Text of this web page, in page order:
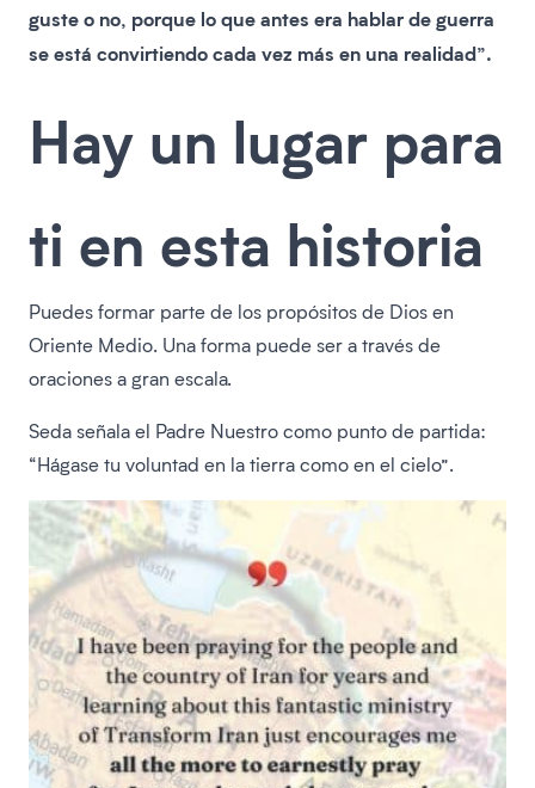
guste o no, porque lo que antes era hablar de guerra
se está convirtiendo cada vez más en una realidad”.
Hay un lugar para
ti en esta historia
Puedes formar parte de los propósitos de Dios en
Oriente Medio. Una forma puede ser a través de
oraciones a gran escala.
Seda señala el Padre Nuestro como punto de partida:
“Hágase tu voluntad en la tierra como en el cielo”.